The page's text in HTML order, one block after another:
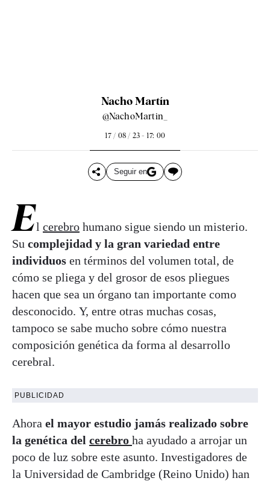
Nacho Martín
@NachoMartin_
17 / 08 / 23 - 17: 00
Seguir en
El cerebro humano sigue siendo un misterio.
Su complejidad y la gran variedad entre
individuos en términos del volumen total, de
cómo se pliega y del grosor de esos pliegues
hacen que sea un órgano tan importante como
desconocido. Y, entre otras muchas cosas,
tampoco se sabe mucho sobre cómo nuestra
composición genética da forma al desarrollo
cerebral.
PUBLICIDAD
Ahora el mayor estudio jamás realizado sobre
la genética del cerebro ha ayudado a arrojar un
poco de luz sobre este asunto. Investigadores de
la Universidad de Cambridge (Reino Unido) han